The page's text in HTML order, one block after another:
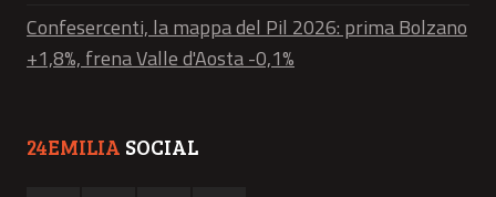
Confesercenti, la mappa del Pil 2026: prima Bolzano
+1,8%, frena Valle d'Aosta -0,1%
24EMILIA SOCIAL